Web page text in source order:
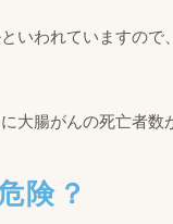
いわれていますので
大腸がんの死亡者数
険？